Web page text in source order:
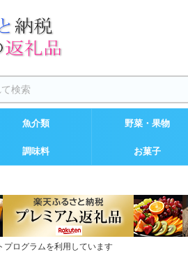
魚介類 野菜・果物
調味料 お菓子
プログラムを利用しています